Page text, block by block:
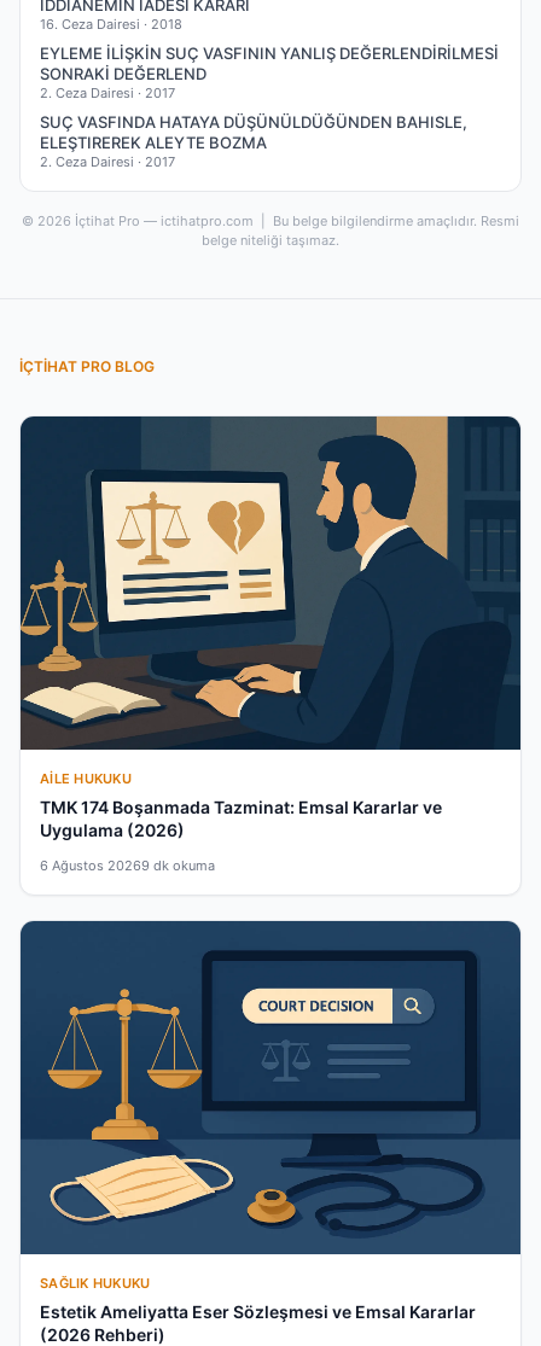
IDDIANEMIN IADESI KARARI
16. Ceza Dairesi · 2018
EYLEME İLİŞKİN SUÇ VASFININ YANLIŞ DEĞERLENDİRİLMESİ
SONRAKİ DEĞERLEND
2. Ceza Dairesi · 2017
SUÇ VASFINDA HATAYA DÜŞÜNÜLDÜĞÜNDEN BAHISLE,
ELEŞTIREREK ALEYTE BOZMA
2. Ceza Dairesi · 2017
© 2026 İçtihat Pro — ictihatpro.com | Bu belge bilgilendirme amaçlıdır. Resmi
belge niteliği taşımaz.
İÇTIHAT PRO BLOG
AILE HUKUKU
TMK 174 Boşanmada Tazminat: Emsal Kararlar ve
Uygulama (2026)
6 Ağustos 20269 dk okuma
SAĞLIK HUKUKU
Estetik Ameliyatta Eser Sözleşmesi ve Emsal Kararlar
(2026 Rehberi)